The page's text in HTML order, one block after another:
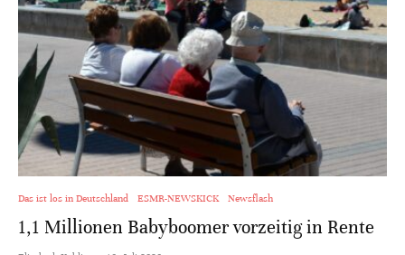
Das ist los in Deutschland ESMR-NEWSKICK Newsflash
1,1 Millionen Babyboomer vorzeitig in Rente